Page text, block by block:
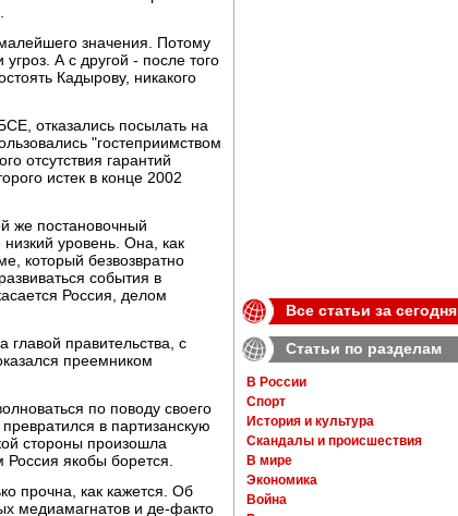
значения. Потому
А с другой - после того
Кадырову, никакого
отказались посылать на
"гостеприимством
отсутствия гарантий
истек в конце 2002
же постановочный
уровень. Она, как
который безвозвратно
события в
Россия, делом
главой правительства, с
преемником
по поводу своего
в партизанскую
стороны произошла
Россия якобы борется.
прочна, как кажется. Об
медиамагнатов и де-факто
Все статьи за сегодня
Статьи по разделам
В России
Спорт
История и культура
Скандалы и происшествия
В мире
Экономика
Война